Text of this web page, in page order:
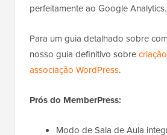
perfeitamente ao Google Analytics.
Para um guia detalhado sobre
nosso guia definitivo sobre
associação WordPress.
Prós do MemberPress:
Modo de Sala de Aula